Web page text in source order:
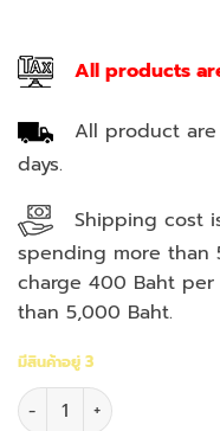
All products
All product are
days.
Shipping cost
spending more than
charge 400 Baht
than 5,000 Baht.
มีสินค้าอยู่ 3
จำนวน Erlenmeyer Flask